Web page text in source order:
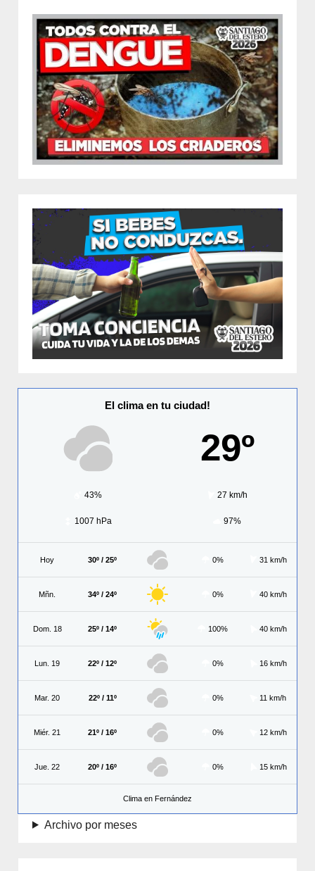
El clima en tu ciudad!
29º
43% 27 km/h
1007 hPa 97%
Hoy 30º / 25º 0% 31 km/h
Mñn. 34º / 24º 0% 40 km/h
Dom. 18 25º / 14º 100% 40 km/h
Lun. 19 22º / 12º 0% 16 km/h
Mar. 20 22º / 11º 0% 11 km/h
Miér. 21 21º / 16º 0% 12 km/h
Jue. 22 20º / 16º 0% 15 km/h
Clima en Fernández
Archivo por meses